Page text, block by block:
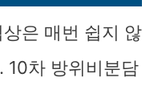
은 매번 쉽지 않
10차 방위비분담